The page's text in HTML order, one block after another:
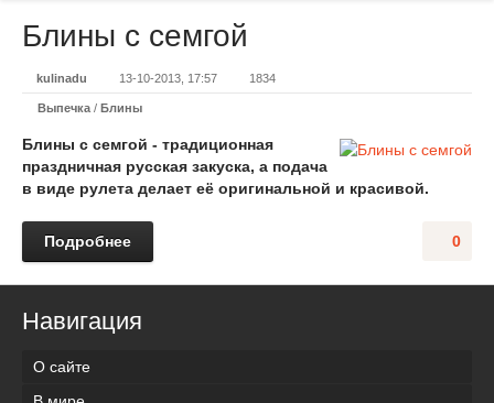
Блины с семгой
kulinadu 13-10-2013, 17:57 1834
Выпечка / Блины
Блины с семгой - традиционная
праздничная русская закуска, а подача
в виде рулета делает её оригинальной и красивой.
0
Подробнее
Навигация
О сайте